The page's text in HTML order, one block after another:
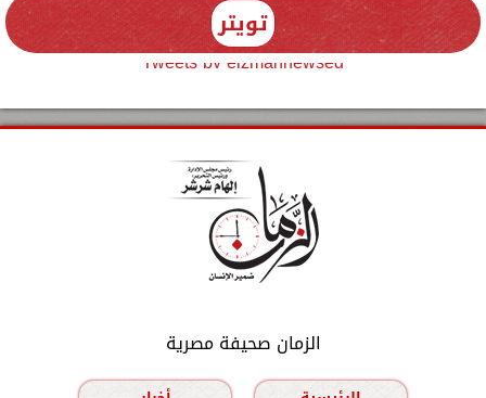
تويتر
Tweets by elzmannewseg
الزمان صحيفة مصرية